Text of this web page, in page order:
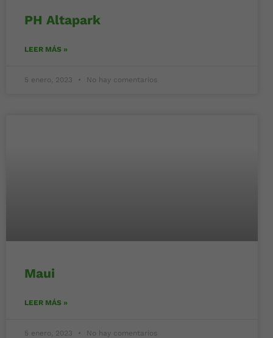
PH Altapark
LEER MÁS »
5 enero, 2023 No hay comentarios
Maui
LEER MÁS »
5 enero, 2023 No hay comentarios